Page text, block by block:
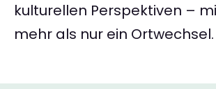
kulturellen Perspektiven –
mehr als nur ein Ortwechsel.